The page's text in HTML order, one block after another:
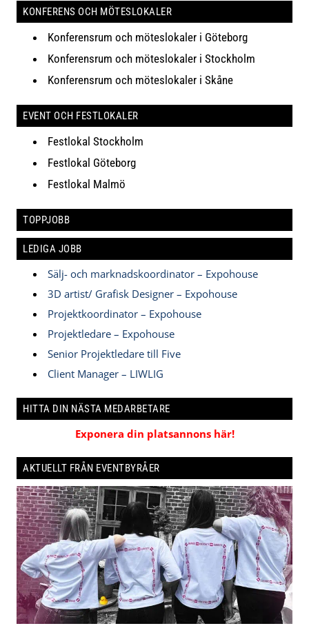
KONFERENS OCH MÖTESLOKALER
Konferensrum och möteslokaler i Göteborg
Konferensrum och möteslokaler i Stockholm
Konferensrum och möteslokaler i Skåne
EVENT OCH FESTLOKALER
Festlokal Stockholm
Festlokal Göteborg
Festlokal Malmö
TOPPJOBB
LEDIGA JOBB
Sälj- och marknadskoordinator – Expohouse
3D artist/ Grafisk Designer – Expohouse
Projektkoordinator – Expohouse
Projektledare – Expohouse
Senior Projektledare till Five
Client Manager – LIWLIG
HITTA DIN NÄSTA MEDARBETARE
Exponera din platsannons här!
AKTUELLT FRÅN EVENTBYRÅER